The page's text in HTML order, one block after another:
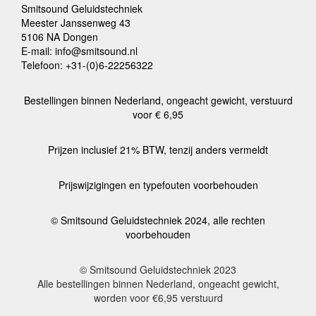
Smitsound Geluidstechniek
Meester Janssenweg 43
5106 NA Dongen
E-mail: info@smitsound.nl
Telefoon: +31-(0)6-22256322
Bestellingen binnen Nederland, ongeacht gewicht, verstuurd
voor € 6,95
Prijzen inclusief 21% BTW, tenzij anders vermeldt
Prijswijzigingen en typefouten voorbehouden
© Smitsound Geluidstechniek 2024, alle rechten
voorbehouden
© Smitsound Geluidstechniek 2023
Alle bestellingen binnen Nederland, ongeacht gewicht,
worden voor €6,95 verstuurd